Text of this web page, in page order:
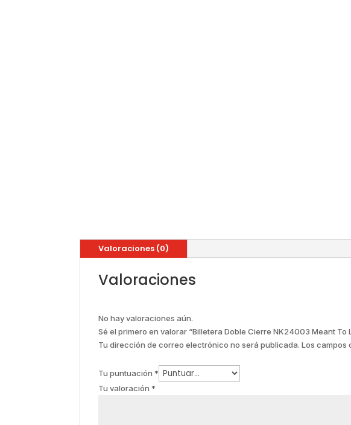
Valoraciones (0)
Valoraciones
No hay valoraciones aún.
Sé el primero en valorar “Billetera Doble Cierre NK24003 Meant To
Tu dirección de correo electrónico no será publicada. Los campos
Tu puntuación *
Tu valoración *